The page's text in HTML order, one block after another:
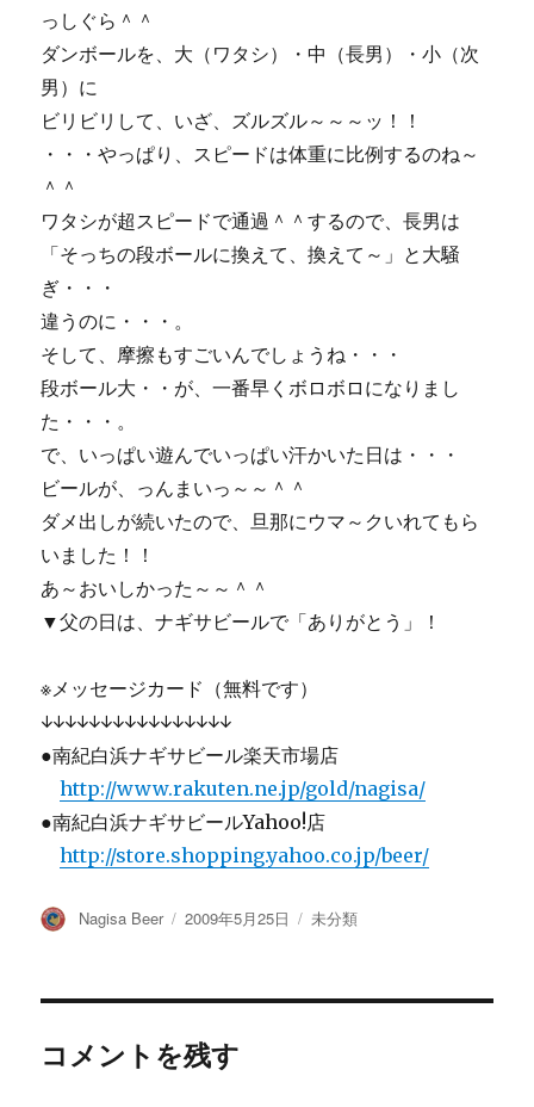
っしぐら＾＾
ダンボールを、大（ワタシ）・中（長男）・小（次
男）に
ビリビリして、いざ、ズルズル～～～ッ！！
・・・やっぱり、スピードは体重に比例するのね～
＾＾
ワタシが超スピードで通過＾＾するので、長男は
「そっちの段ボールに換えて、換えて～」と大騒
ぎ・・・
違うのに・・・。
そして、摩擦もすごいんでしょうね・・・
段ボール大・・が、一番早くボロボロになりまし
た・・・。
で、いっぱい遊んでいっぱい汗かいた日は・・・
ビールが、っんまいっ～～＾＾
ダメ出しが続いたので、旦那にウマ～クいれてもら
いました！！
あ～おいしかった～～＾＾
▼父の日は、ナギサビールで「ありがとう」！
※メッセージカード（無料です）
↓↓↓↓↓↓↓↓↓↓↓↓↓↓↓↓
●南紀白浜ナギサビール楽天市場店
http://www.rakuten.ne.jp/gold/nagisa/
●南紀白浜ナギサビールYahoo!店
http://store.shopping.yahoo.co.jp/beer/
投
Nagisa Beer
投
2009年5月25日
カ
未分類
コメントを残す